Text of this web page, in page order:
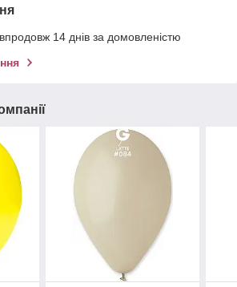
14 днів за домовленістю